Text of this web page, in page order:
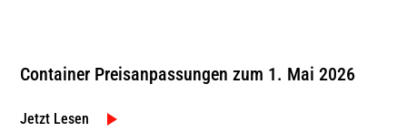
Container Preisanpassungen zum 1. Mai 2026
Jetzt Lesen